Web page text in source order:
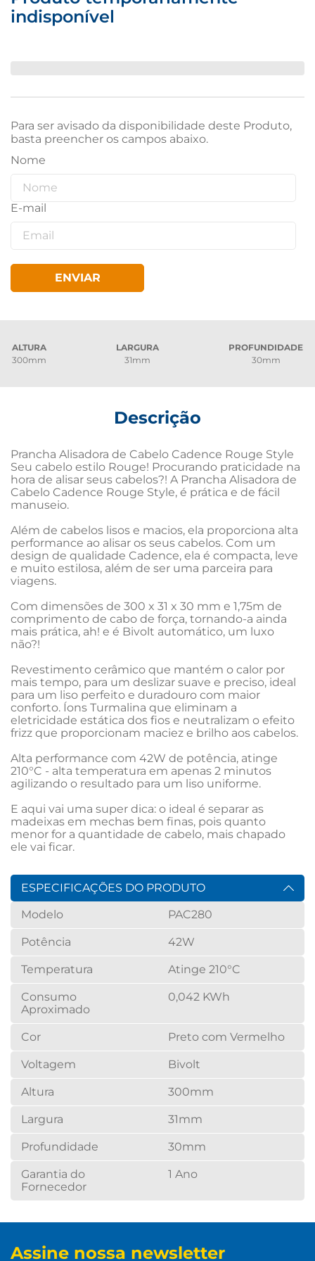
indisponível
Para ser avisado da disponibilidade deste Produto,
basta preencher os campos abaixo.
ENVIAR
ALTURA
300mm
LARGURA
31mm
PROFUNDIDADE
30mm
Descrição
Prancha Alisadora de Cabelo Cadence Rouge Style
Seu cabelo estilo Rouge! Procurando praticidade na
hora de alisar seus cabelos?! A Prancha Alisadora de
Cabelo Cadence Rouge Style, é prática e de fácil
manuseio.
Além de cabelos lisos e macios, ela proporciona alta
performance ao alisar os seus cabelos. Com um
design de qualidade Cadence, ela é compacta, leve
e muito estilosa, além de ser uma parceira para
viagens.
Com dimensões de 300 x 31 x 30 mm e 1,75m de
comprimento de cabo de força, tornando-a ainda
mais prática, ah! e é Bivolt automático, um luxo
não?!
Revestimento cerâmico que mantém o calor por
mais tempo, para um deslizar suave e preciso, ideal
para um liso perfeito e duradouro com maior
conforto. Íons Turmalina que eliminam a
eletricidade estática dos fios e neutralizam o efeito
frizz que proporcionam maciez e brilho aos cabelos.
Alta performance com 42W de potência, atinge
210°C - alta temperatura em apenas 2 minutos
agilizando o resultado para um liso uniforme.
E aqui vai uma super dica: o ideal é separar as
madeixas em mechas bem finas, pois quanto
menor for a quantidade de cabelo, mais chapado
ele vai ficar.
ESPECIFICAÇÕES DO PRODUTO
Modelo
PAC280
Potência 42W
Temperatura Atinge 210°C
Consumo
Aproximado
0,042 KWh
Cor Preto com Vermelho
Voltagem Bivolt
Altura 300mm
Largura 31mm
Profundidade 30mm
Garantia do
Fornecedor
1 Ano
Assine nossa newsletter